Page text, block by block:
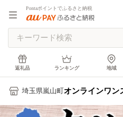
Pontaポイントでふるさと納税
返礼品 ランキング 地域
埼玉県嵐山町 オンラインワン